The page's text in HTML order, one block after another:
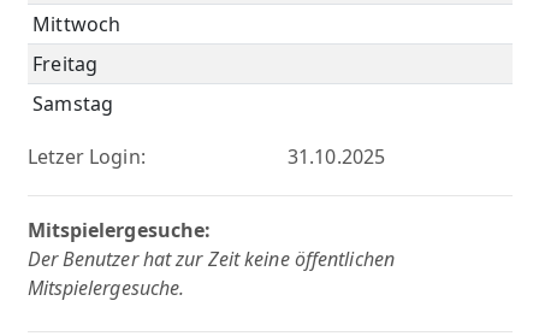
Mittwoch
Freitag
Samstag
Letzer Login:
31.10.2025
Mitspielergesuche:
Der Benutzer hat zur Zeit keine öffentlichen
Mitspielergesuche.